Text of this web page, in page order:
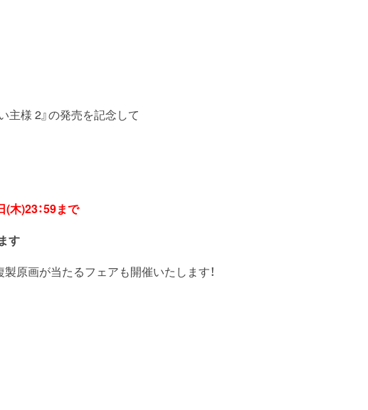
主様 2』の発売を記念して
木)23：59まで
す
原画が当たるフェアも開催いたします！